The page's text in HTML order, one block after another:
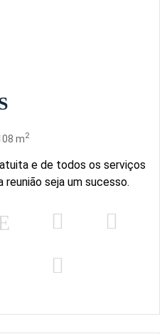
m2
e de todos os serviços
reunião seja um sucesso.